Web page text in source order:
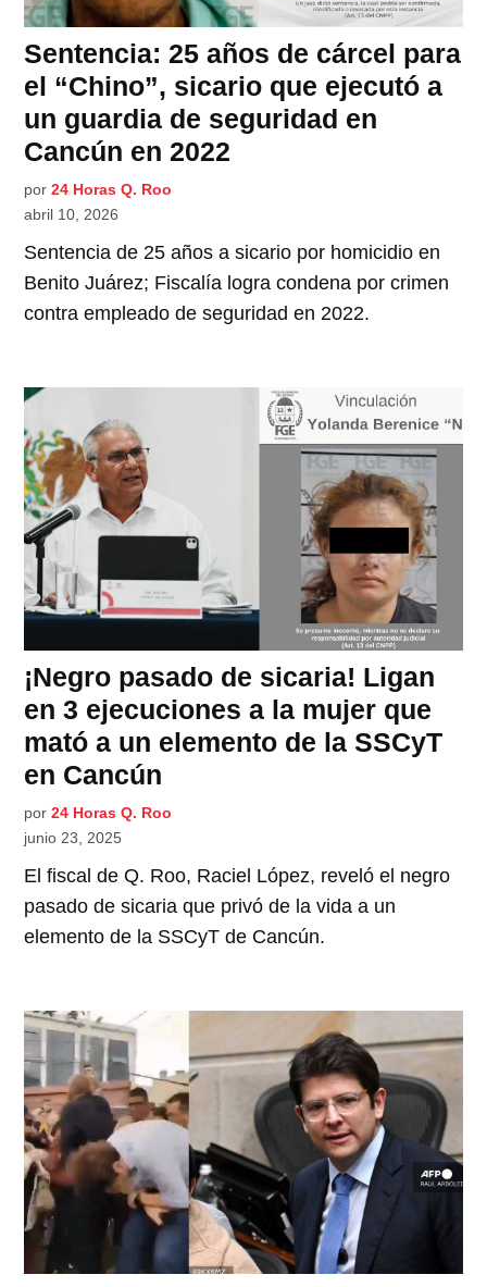
Sentencia: 25 años de cárcel para
el “Chino”, sicario que ejecutó a
un guardia de seguridad en
Cancún en 2022
por 24 Horas Q. Roo
abril 10, 2026
Sentencia de 25 años a sicario por homicidio en
Benito Juárez; Fiscalía logra condena por crimen
contra empleado de seguridad en 2022.
¡Negro pasado de sicaria! Ligan
en 3 ejecuciones a la mujer que
mató a un elemento de la SSCyT
en Cancún
por 24 Horas Q. Roo
junio 23, 2025
El fiscal de Q. Roo, Raciel López, reveló el negro
pasado de sicaria que privó de la vida a un
elemento de la SSCyT de Cancún.